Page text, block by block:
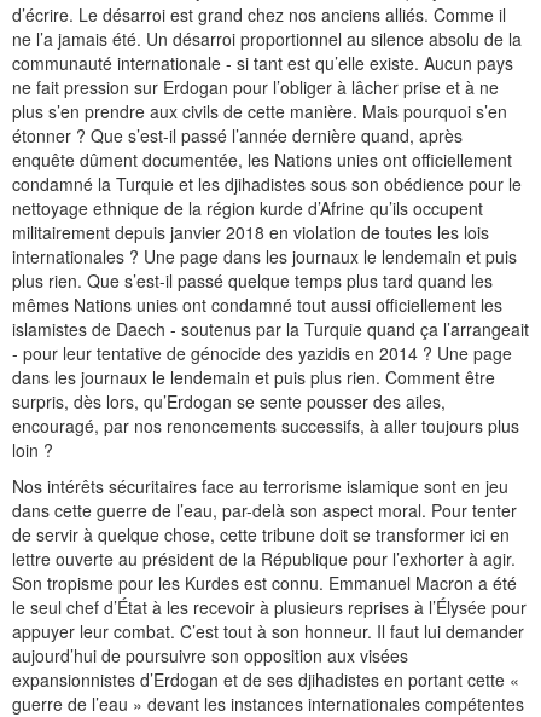
d’écrire. Le désarroi est grand chez nos anciens alliés. Comme il
ne l’a jamais été. Un désarroi proportionnel au silence absolu de la
communauté internationale - si tant est qu’elle existe. Aucun pays
ne fait pression sur Erdogan pour l’obliger à lâcher prise et à ne
plus s’en prendre aux civils de cette manière. Mais pourquoi s’en
étonner ? Que s’est-il passé l’année dernière quand, après
enquête dûment documentée, les Nations unies ont officiellement
condamné la Turquie et les djihadistes sous son obédience pour le
nettoyage ethnique de la région kurde d’Afrine qu’ils occupent
militairement depuis janvier 2018 en violation de toutes les lois
internationales ? Une page dans les journaux le lendemain et puis
plus rien. Que s’est-il passé quelque temps plus tard quand les
mêmes Nations unies ont condamné tout aussi officiellement les
islamistes de Daech - soutenus par la Turquie quand ça l’arrangeait
- pour leur tentative de génocide des yazidis en 2014 ? Une page
dans les journaux le lendemain et puis plus rien. Comment être
surpris, dès lors, qu’Erdogan se sente pousser des ailes,
encouragé, par nos renoncements successifs, à aller toujours plus
loin ?
Nos intérêts sécuritaires face au terrorisme islamique sont en jeu
dans cette guerre de l’eau, par-delà son aspect moral. Pour tenter
de servir à quelque chose, cette tribune doit se transformer ici en
lettre ouverte au président de la République pour l’exhorter à agir.
Son tropisme pour les Kurdes est connu. Emmanuel Macron a été
le seul chef d’État à les recevoir à plusieurs reprises à l’Élysée pour
appuyer leur combat. C’est tout à son honneur. Il faut lui demander
aujourd’hui de poursuivre son opposition aux visées
expansionnistes d’Erdogan et de ses djihadistes en portant cette «
guerre de l’eau » devant les instances internationales compétentes